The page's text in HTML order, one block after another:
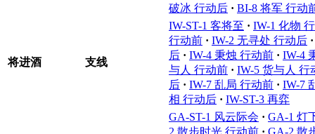
破冰 行动后 · BI-8 将军 行动
将进酒 支线
IW-ST-1 客将至 · IW-1 化物
行动前 · IW-2 无寻处 行动后 ·
后 · IW-4 秉烛 行动前 · IW-4
与人 行动前 · IW-5 货与人 行
后 · IW-7 乱局 行动前 · IW-7
相 行动后 · IW-ST-3 再弈
GA-ST-1 风云际会 · GA-1 灯
2 散步时光 行动前 · GA-2 散